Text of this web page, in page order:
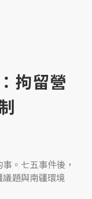
拘留營
。七五事件後，
題與南疆環境